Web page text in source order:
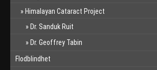
Himalayan Cataract Project
Dr. Sanduk Ruit
Dr. Geoffrey Tabin
Flodblindhet